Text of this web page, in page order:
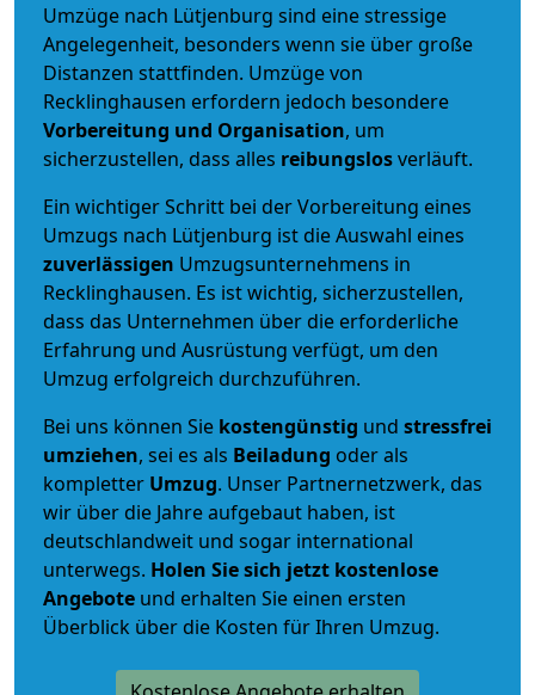
Umzüge nach Lütjenburg sind eine stressige
Angelegenheit, besonders wenn sie über große
Distanzen stattfinden. Umzüge von
Recklinghausen erfordern jedoch besondere
Vorbereitung und Organisation, um
sicherzustellen, dass alles reibungslosverläuft.
Ein wichtiger Schritt bei der Vorbereitung eines
Umzugs nach Lütjenburg ist die Auswahl eines
zuverlässigen Umzugsunternehmens in
Recklinghausen. Es ist wichtig, sicherzustellen,
dass das Unternehmen über die erforderliche
Erfahrung und Ausrüstung verfügt, um den
Umzug erfolgreich durchzuführen.
Bei uns können Sie kostengünstig und stressfrei
umziehen, sei es als Beiladung oder als
kompletter Umzug. Unser Partnernetzwerk, das
wir über die Jahre aufgebaut haben, ist
deutschlandweit und sogar international
unterwegs. Holen Sie sich jetzt kostenlose
Angebote und erhalten Sie einen ersten
Überblick über die Kosten für Ihren Umzug.